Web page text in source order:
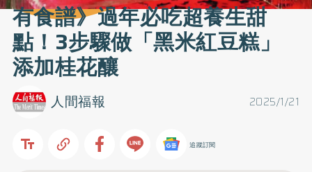
有食譜》過年必吃超養生甜
點！3步驟做「黑米紅豆糕」
添加桂花釀
2025/1/21
人間福報
追蹤訂閱